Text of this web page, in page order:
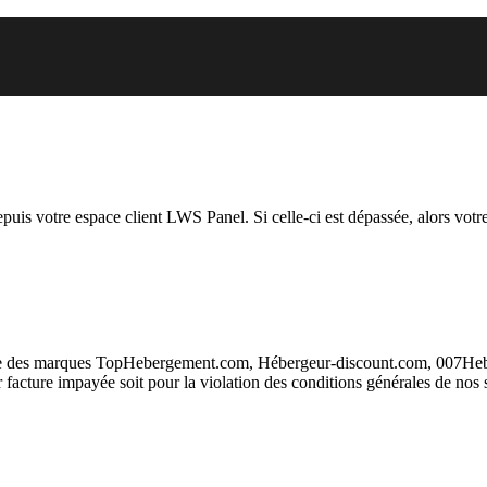
votre espace client LWS Panel. Si celle-ci est dépassée, alors
marques TopHebergement.com, Hébergeur-discount.com,
impayée soit pour la violation des conditions générales de nos